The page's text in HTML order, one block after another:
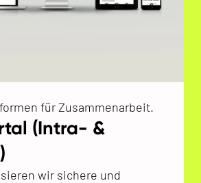
für Zusammenarbeit.
(Intra- &
wir sichere und